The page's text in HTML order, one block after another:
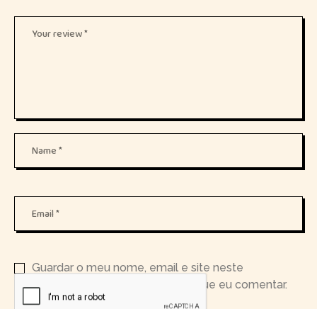
Guardar o meu nome, email e site neste
navegador para a próxima vez que eu comentar.